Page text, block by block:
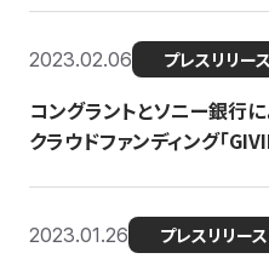
2023.02.06 プレスリリース
コングラントとソニー銀行
クラウドファンディング「
2023.01.26 プレスリリース